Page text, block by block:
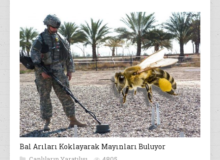
Bal Arıları Koklayarak Mayınları Buluyor